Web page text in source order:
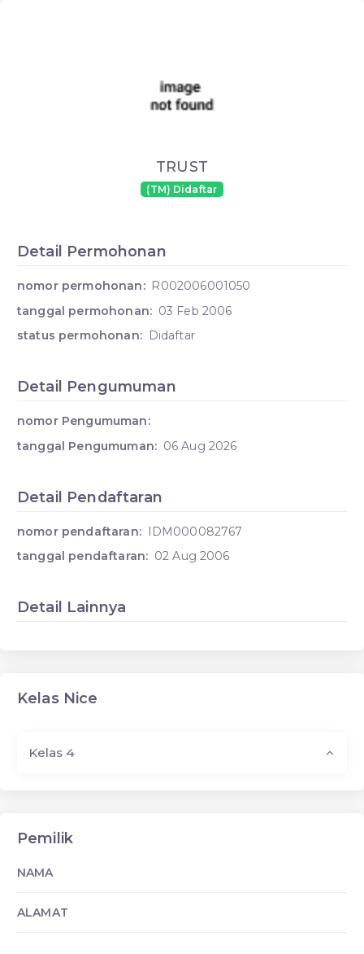
TRUST
(TM) Didaftar
Detail Permohonan
nomor permohonan: R002006001050
tanggal permohonan: 03 Feb 2006
status permohonan: Didaftar
Detail Pengumuman
nomor Pengumuman:
tanggal Pengumuman: 06 Aug 2026
Detail Pendaftaran
nomor pendaftaran: IDM000082767
tanggal pendaftaran: 02 Aug 2006
Detail Lainnya
Kelas Nice
Kelas 4
Pemilik
NAMA
ALAMAT